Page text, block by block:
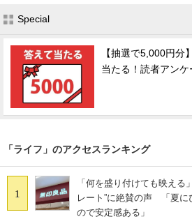
Special
【抽選で5,000円分
当たる！読者アンケ
「ライフ」のアクセスランキング
1
「何を盛り付けても映える
レート”に絶賛の声 「夏に
ので安定感ある」